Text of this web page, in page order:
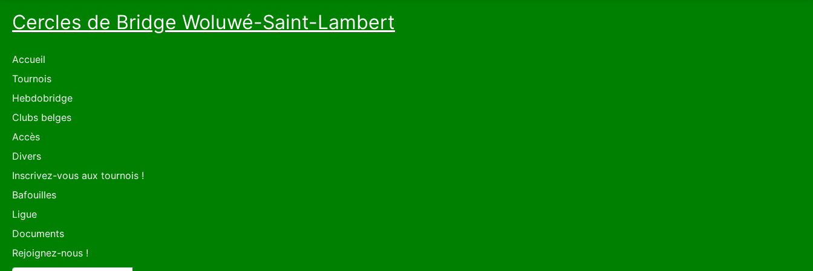
Cercles de Bridge Woluwé-Saint-Lambert
Accueil
Tournois
Hebdobridge
Clubs belges
Accès
Divers
Inscrivez-vous aux tournois !
Bafouilles
Ligue
Documents
Rejoignez-nous !